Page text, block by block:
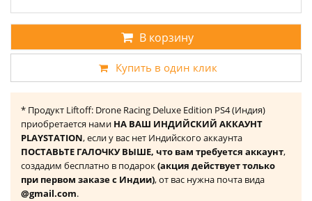
В корзину
Купить в один клик
* Продукт Liftoff: Drone Racing Deluxe Edition PS4 (Индия)
приобретается нами НА ВАШ ИНДИЙСКИЙ АККАУНТ
PLAYSTATION, если у вас нет Индийского аккаунта
ПОСТАВЬТЕ ГАЛОЧКУ ВЫШЕ, что вам требуется аккаунт,
создадим бесплатно в подарок(акция действует только
при первом заказе с Индии), от вас нужна почта вида
@gmail.com.